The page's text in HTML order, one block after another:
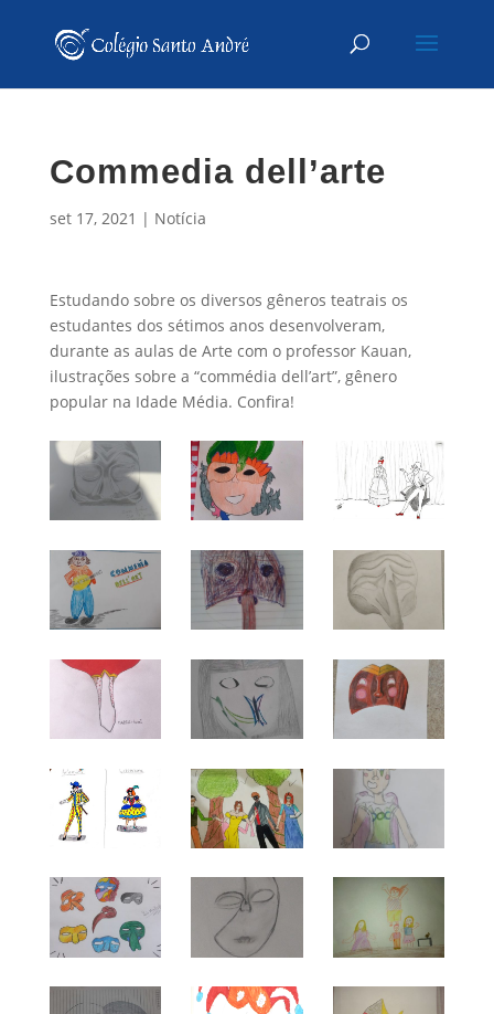
Commedia dell’arte
set 17, 2021 | Notícia
Estudando sobre os diversos gêneros teatrais os
estudantes dos sétimos anos desenvolveram,
durante as aulas de Arte com o professor Kauan,
ilustrações sobre a “commédia dell’art”, gênero
popular na Idade Média. Confira!